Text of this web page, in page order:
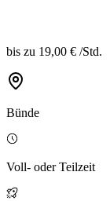
bis zu 19,00 € /Std.
Bünde
Voll- oder Teilzeit